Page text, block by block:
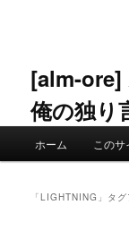
ン
へ
ツ
移
[alm-ore]
俺の独り
ホーム この
「LIGHTNING 」タ